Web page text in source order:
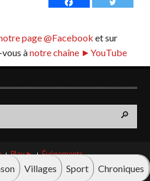
page @Facebook et sur
ànotre chaîne ►YouTube
Villages Sport Chroniques
e
r
Play ► Événements
2026. Tous droits réservés.